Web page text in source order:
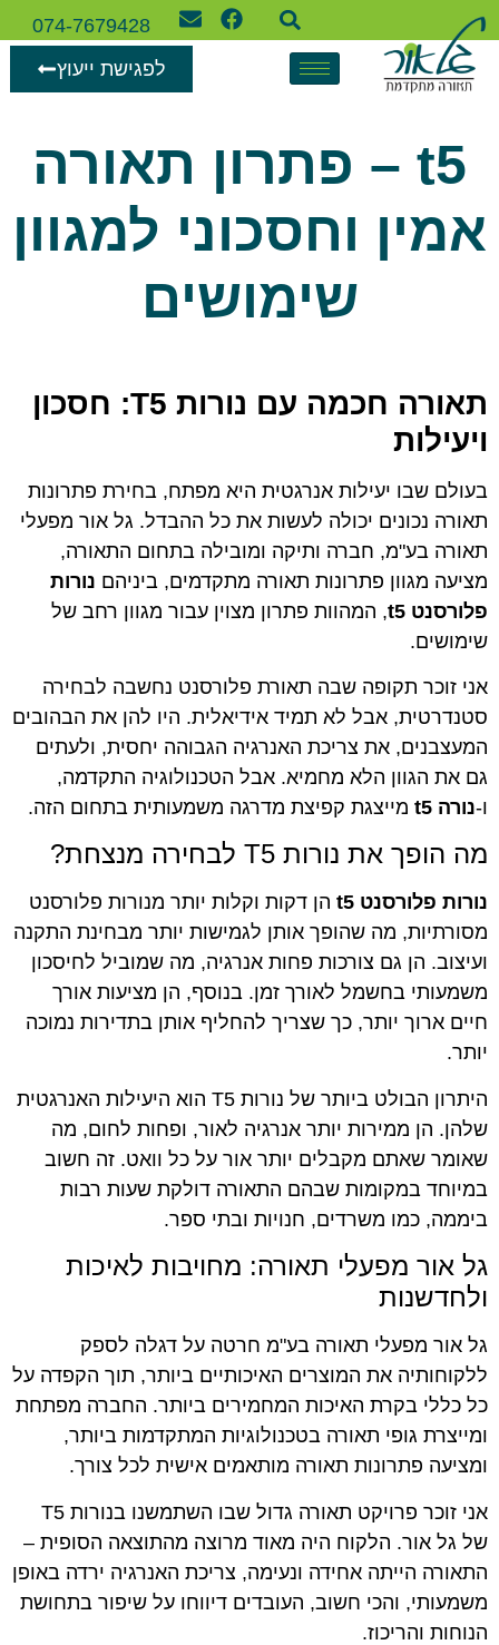
074-7679428
לפגישת ייעוץ
t5 – פתרון תאורה
אמין וחסכוני למגוון
שימושים
תאורה חכמה עם נורות T5: חסכון
ויעילות
בעולם שבו יעילות אנרגטית היא מפתח, בחירת פתרונות
תאורה נכונים יכולה לעשות את כל ההבדל. גל אור מפעלי
תאורה בע"מ, חברה ותיקה ומובילה בתחום התאורה,
מציעה מגוון פתרונות תאורה מתקדמים, ביניהם נורות
פלורסנט t5
, המהוות פתרון מצוין עבור מגוון רחב של
שימושים.
אני זוכר תקופה שבה תאורת פלורסנט נחשבה לבחירה
סטנדרטית, אבל לא תמיד אידיאלית. היו להן את הבהובים
המעצבנים, את צריכת האנרגיה הגבוהה יחסית, ולעתים
גם את הגוון הלא מחמיא. אבל הטכנולוגיה התקדמה,
ו-נורה t5 מייצגת קפיצת מדרגה משמעותית בתחום הזה.
מה הופך את נורות T5 לבחירה מנצחת?
נורות פלורסנט t5
הן דקות וקלות יותר מנורות פלורסנט
מסורתיות, מה שהופך אותן לגמישות יותר מבחינת התקנה
ועיצוב. הן גם צורכות פחות אנרגיה, מה שמוביל לחיסכון
משמעותי בחשמל לאורך זמן. בנוסף, הן מציעות אורך
חיים ארוך יותר, כך שצריך להחליף אותן בתדירות נמוכה
יותר.
היתרון הבולט ביותר של נורות T5 הוא היעילות האנרגטית
שלהן. הן ממירות יותר אנרגיה לאור, ופחות לחום, מה
שאומר שאתם מקבלים יותר אור על כל וואט. זה חשוב
במיוחד במקומות שבהם התאורה דולקת שעות רבות
ביממה, כמו משרדים, חנויות ובתי ספר.
גל אור מפעלי תאורה: מחויבות לאיכות
ולחדשנות
גל אור מפעלי תאורה בע"מ חרטה על דגלה לספק
ללקוחותיה את המוצרים האיכותיים ביותר, תוך הקפדה על
כל כללי בקרת האיכות המחמירים ביותר. החברה מפתחת
ומייצרת גופי תאורה בטכנולוגיות המתקדמות ביותר,
ומציעה פתרונות תאורה מותאמים אישית לכל צורך.
אני זוכר פרויקט תאורה גדול שבו השתמשנו בנורות T5
של גל אור. הלקוח היה מאוד מרוצה מהתוצאה הסופית –
התאורה הייתה אחידה ונעימה, צריכת האנרגיה ירדה באופן
משמעותי, והכי חשוב, העובדים דיווחו על שיפור בתחושת
הנוחות והריכוז.